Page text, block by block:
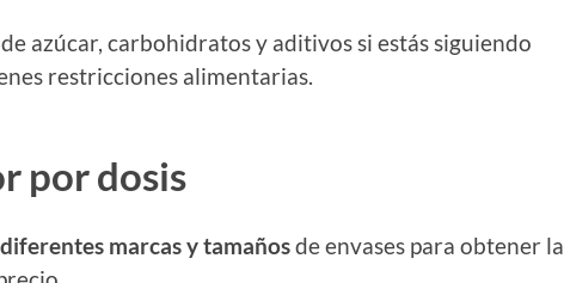
azúcar, carbohidratos y aditivos si estás siguiendo
restricciones alimentarias.
por dosis
marcas y tamañosde envases para obtener la